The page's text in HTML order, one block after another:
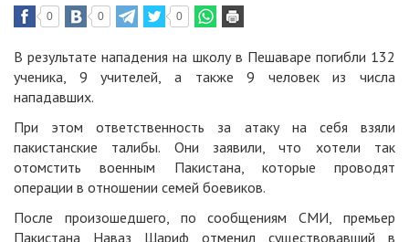
0 0 0
В результате нападения на школу в Пешаваре погибли 132
ученика, 9 учителей, а также 9 человек из числа
нападавших.
При этом ответственность за атаку на себя взяли
пакистанские талибы. Они заявили, что хотели так
отомстить военным Пакистана, которые проводят
операции в отношении семей боевиков.
После произошедшего, по сообщениям СМИ, премьер
Пакистана Наваз Шариф отменил существовавший в